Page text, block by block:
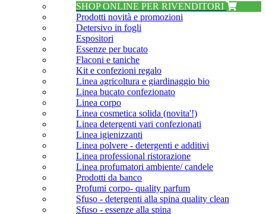
SHOP ONLINE PER RIVENDITORI
Prodotti novità e promozioni
Detersivo in fogli
Espositori
Essenze per bucato
Flaconi e taniche
Kit e confezioni regalo
Linea agricoltura e giardinaggio bio
Linea bucato confezionato
Linea corpo
Linea cosmetica solida (novita'!)
Linea detergenti vari confezionati
Linea igienizzanti
Linea polvere - detergenti e additivi
Linea professional ristorazione
Linea profumatori ambiente/ candele
Prodotti da banco
Profumi corpo- quality parfum
Sfuso - detergenti alla spina quality clean
Sfuso - essenze alla spina